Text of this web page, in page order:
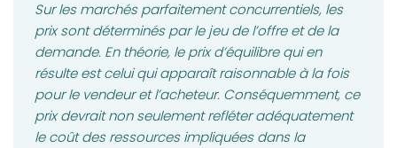
Sur les marchés parfaitement concurrentiels, les
prix sont déterminés par le jeu de l’offre et de la
demande. En théorie, le prix d’équilibre qui en
résulte est celui qui apparaît raisonnable à la fois
pour le vendeur et l’acheteur. Conséquemment, ce
prix devrait non seulement refléter adéquatement
le coût des ressources impliquées dans la